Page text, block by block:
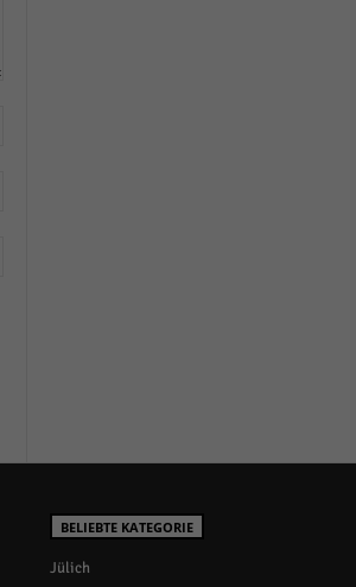
BELIEBTE KATEGORIE
Jülich